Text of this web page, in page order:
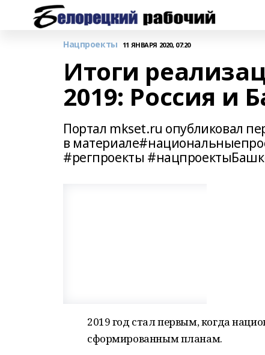
Нацпроекты 11 ЯНВАРЯ 2020, 07:20
Итоги
2019: Россия и
Портал mkset.ru опубликовал
в
#регпроекты
2019 год стал первым, когда
сформированным планам.